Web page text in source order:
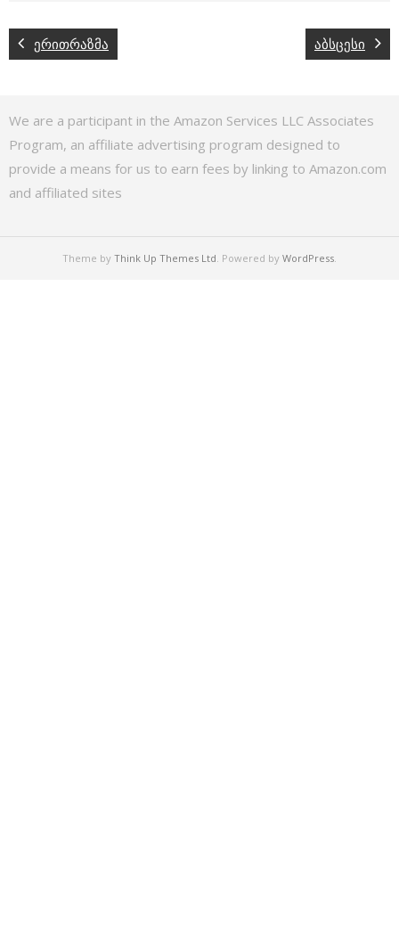
ერითრაზმა აბსცესი
We are a participant in the Amazon Services LLC Associates
Program, an affiliate advertising program designed to
provide a means for us to earn fees by linking to Amazon.com
and affiliated sites
Theme by Think Up Themes Ltd . Powered by WordPress